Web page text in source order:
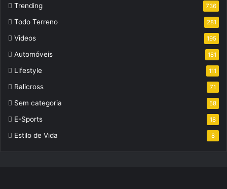
Trending 736
Todo Terreno 281
Videos 195
Automóveis 181
Lifestyle 111
Ralicross 71
Sem categoria 58
E-Sports 18
Estilo de Vida 8